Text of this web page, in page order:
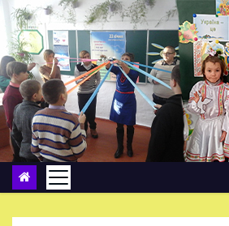
П
р
е
й
т
и
о